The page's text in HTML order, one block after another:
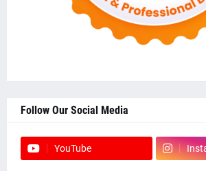
Follow Our Social Media
YouTube